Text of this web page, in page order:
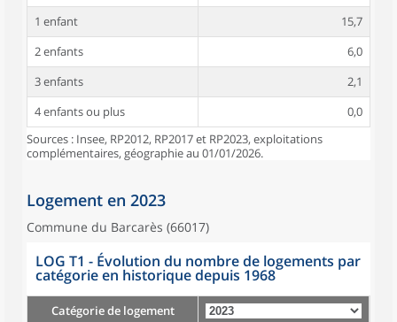
1 enfant
15,7
2 enfants
6,0
3 enfants
2,1
4 enfants ou plus
0,0
Sources : Insee, RP2012, RP2017 et RP2023, exploitations
complémentaires, géographie au 01/01/2026.
Logement en 2023
Commune du Barcarès (66017)
LOG T1 - Évolution du nombre de logements par
catégorie en historique depuis 1968
Catégorie de logement